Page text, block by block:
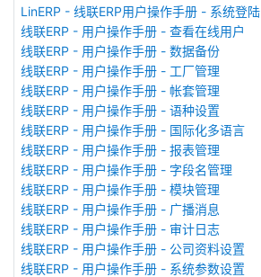
LinERP - 线联ERP用户操作手册 - 系统登陆
线联ERP - 用户操作手册 - 查看在线用户
线联ERP - 用户操作手册 - 数据备份
线联ERP - 用户操作手册 - 工厂管理
线联ERP - 用户操作手册 - 帐套管理
线联ERP - 用户操作手册 - 语种设置
线联ERP - 用户操作手册 - 国际化多语言
线联ERP - 用户操作手册 - 报表管理
线联ERP - 用户操作手册 - 字段名管理
线联ERP - 用户操作手册 - 模块管理
线联ERP - 用户操作手册 - 广播消息
线联ERP - 用户操作手册 - 审计日志
线联ERP - 用户操作手册 - 公司资料设置
线联ERP - 用户操作手册 - 系统参数设置